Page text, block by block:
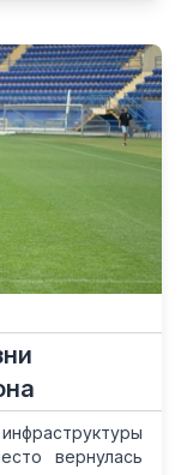
вернулась